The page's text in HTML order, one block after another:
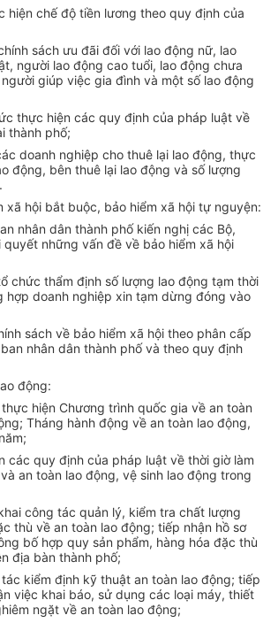
hiện chế độ tiền lương theo quy định của
sách ưu đãi đối với lao động nữ, lao
người lao động cao tuổi, lao động chưa
giúp việc gia đình và một số lao động
thực hiện các quy định của pháp luật về
thành phố;
doanh nghiệp cho thuê lại lao động, thực
động, bên thuê lại lao động và số lượng
xã hội bắt buộc, bảo hiểm xã hội tự nguyện:
nhân dân thành phố kiến nghị các Bộ,
quyết những vấn đề về bảo hiểm xã hội
chức thẩm định số lượng lao động tạm thời
hợp doanh nghiệp xin tạm dừng đóng vào
sách về bảo hiểm xã hội theo phân cấp
nhân dân thành phố và theo quy định
động:
hiện Chương trình quốc gia về an toàn
Tháng hành động về an toàn lao động,
các quy định của pháp luật về thời giờ làm
an toàn lao động, vệ sinh lao động trong
công tác quản lý, kiểm tra chất lượng
thù về an toàn lao động; tiếp nhận hồ sơ
bố hợp quy sản phẩm, hàng hóa đặc thù
địa bàn thành phố;
kiểm định kỹ thuật an toàn lao động; tiếp
việc khai báo, sử dụng các loại máy, thiết
ngặt về an toàn lao động;